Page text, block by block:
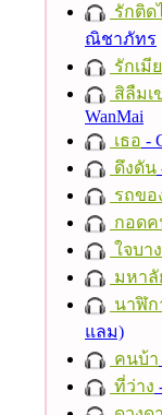
รักติด
ณิชาภัทร
รักเมี
สิลืมเ
WanMai
เธอ -
ดึงดัน
รถขอ
กอดค
ใจบาง
มหาลั
นาฬิก
แลม)
คนบ้า
ที่ว่าง